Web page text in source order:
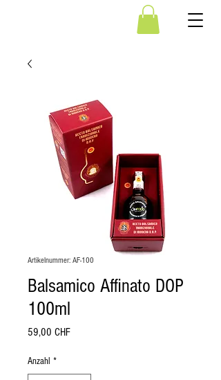
Artikelnummer: AF-100
Balsamico Affinato DOP
100ml
59,00 CHFPreis
Anzahl *